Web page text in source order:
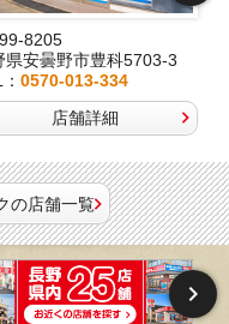
8205
県安曇野市豊科5703-3
0570-013-334
店舗詳細
の店舗一覧